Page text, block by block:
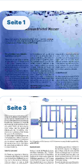
Seite 1
Seite 3